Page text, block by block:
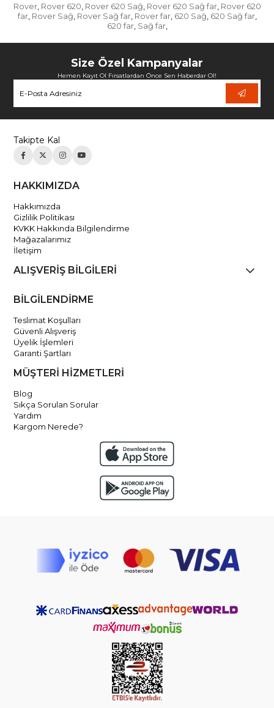
Rover, Rover 620 Rover 620 Sağ Rover 620 Sağ far, Rover 620
far, Rover Sağ Rover Sağ far, Rover far, 620 Sağ 620 Sağ far,
620 far, Sağ far,
Size Özel Kampanyalar
Hemen Kayıt Ol Fırsatlardan Önce Sen Haberdar Ol!
Takipte Kal
HAKKIMIZDA
Hakkımızda
Gizlilik Politikası
KVKK Hakkında Bilgilendirme
Mağazalarımız
İletişim
ALIŞVERİŞ BİLGİLERİ
BİLGİLENDİRME
Teslimat Koşulları
Güvenli Alışveriş
Üyelik İşlemleri
Garanti Şartları
MÜŞTERİ HİZMETLERİ
Blog
Sıkça Sorulan Sorular
Yardım
Kargom Nerede?